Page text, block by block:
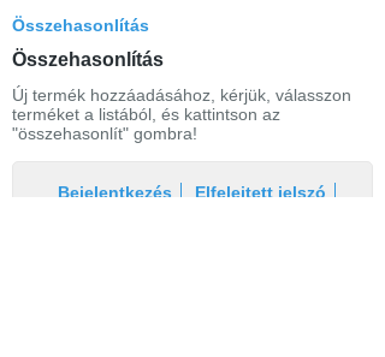
Összehasonlítás
Összehasonlítás
Új termék hozzáadásához, kérjük, válasszon
terméket a listából, és kattintson az
"összehasonlít" gombra!
Bejelentkezés
Elfelejtett jelszó